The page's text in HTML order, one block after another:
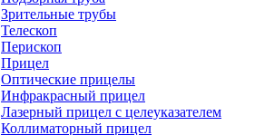
Зрительные трубы
Телескоп
Перископ
Прицел
Оптические прицелы
Инфракрасный прицел
Лазерный прицел с целеуказателем
Коллиматорный прицел